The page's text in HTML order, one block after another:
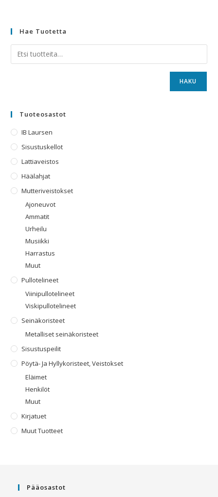
Hae Tuotetta
HAKU
Tuoteosastot
IB Laursen
Sisustuskellot
Lattiaveistos
Häälahjat
Mutteriveistokset
Ajoneuvot
Ammatit
Urheilu
Musiikki
Harrastus
Muut
Pullotelineet
Viinipullotelineet
Viskipullotelineet
Seinäkoristeet
Metalliset seinäkoristeet
Sisustuspeilit
Pöytä- Ja Hyllykoristeet, Veistokset
Eläimet
Henkilöt
Muut
Kirjatuet
Muut Tuotteet
Pääosastot